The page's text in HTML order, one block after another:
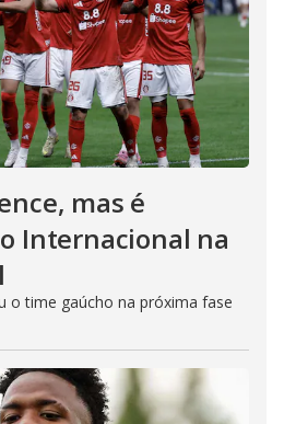
mas é
Internacional na
o time gaúcho na próxima fase